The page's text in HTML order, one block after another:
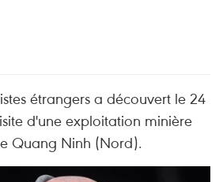
étrangers a ​découvert le 24
d'une exploitation minière
Quang Ninh (Nord).